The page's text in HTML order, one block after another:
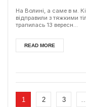
На Волині, а саме в м.
відправили з тяжкими
трапилась 13 вересн...
READ MORE
1 2 3